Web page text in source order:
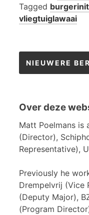
Tagged
vliegtuiglawaai
NIEUWERE
Over deze
Matt Poelmans is
(Director),
Representative),
Previously he
Drempelvrij (Vice
(Deputy Major),
(Program